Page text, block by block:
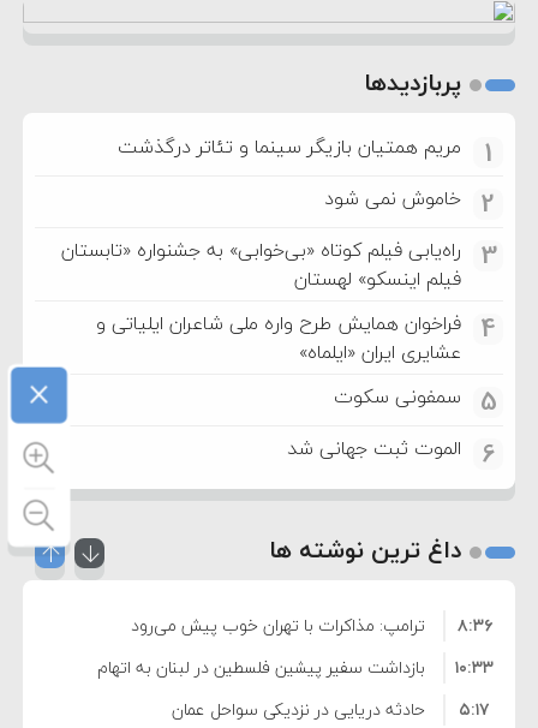
پربازدیدها
1 مریم همتیان بازیگر سینما و تئاتر درگذشت
2 خاموش نمی شود
3
راه‌یابی فیلم کوتاه «بی‌خوابی» به جشنواره «تابستان
فیلم اینسکو» لهستان
4
فراخوان همایش طرح واره ملی شاعران ایلیاتی و
عشایری ایران «ایلماه»
5 سمفونی سکوت
6 الموت ثبت جهانی شد
داغ ترین نوشته ها
ترامپ: مذاکرات با تهران خوب پیش می‌رود
۸:۳۶
بازداشت سفیر پیشین فلسطین در لبنان به اتهام
فساد و اختلاس اموال
۱۰:۳۳
حادثه دریایی در نزدیکی سواحل عمان
۵:۱۷
×